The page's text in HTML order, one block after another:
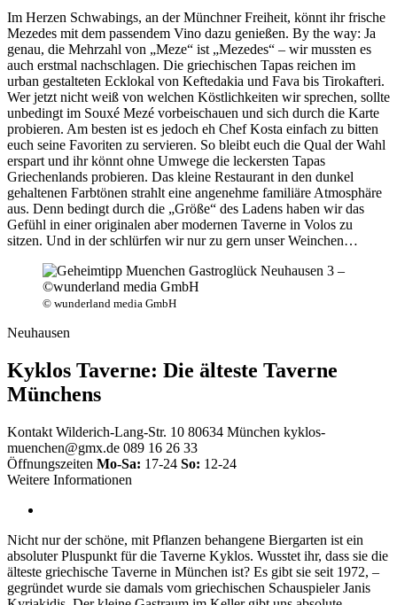
Im Herzen Schwabings, an der Münchner Freiheit, könnt ihr frische
Mezedes mit dem passendem Vino dazu genießen. By the way: Ja
genau, die Mehrzahl von „Meze“ ist „Mezedes“ – wir mussten es
auch erstmal nachschlagen. Die griechischen Tapas reichen im
urban gestalteten Ecklokal von Keftedakia und Fava bis Tirokafteri.
Wer jetzt nicht weiß von welchen Köstlichkeiten wir sprechen, sollte
unbedingt im Souxé Mezé vorbeischauen und sich durch die Karte
probieren. Am besten ist es jedoch eh Chef Kosta einfach zu bitten
euch seine Favoriten zu servieren. So bleibt euch die Qual der Wahl
erspart und ihr könnt ohne Umwege die leckersten Tapas
Griechenlands probieren. Das kleine Restaurant in den dunkel
gehaltenen Farbtönen strahlt eine angenehme familiäre Atmosphäre
aus. Denn bedingt durch die „Größe“ des Ladens haben wir das
Gefühl in einer originalen aber modernen Taverne in Volos zu
sitzen. Und in der schlürfen wir nur zu gern unser Weinchen…
© wunderland media GmbH
Neuhausen
Kyklos Taverne: Die älteste Taverne
Münchens
Kontakt Wilderich-Lang-Str. 10 80634 München kyklos-
muenchen@gmx.de 089 16 26 33
Öffnungszeiten Mo-Sa: 17-24 So: 12-24
Weitere Informationen
Nicht nur der schöne, mit Pflanzen behangene Biergarten ist ein
absoluter Pluspunkt für die Taverne Kyklos. Wusstet ihr, dass sie die
älteste griechische Taverne in München ist? Es gibt sie seit 1972, –
gegründet wurde sie damals vom griechischen Schauspieler Janis